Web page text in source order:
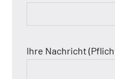
Ihre Nachricht